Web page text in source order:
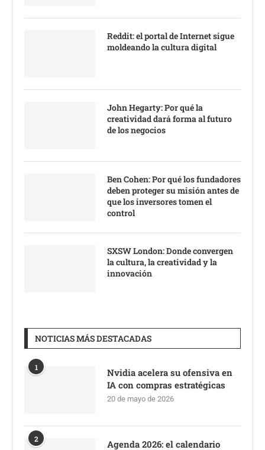
Reddit: el portal de Internet sigue
moldeando la cultura digital
John Hegarty: Por qué la
creatividad dará forma al futuro
de los negocios
Ben Cohen: Por qué los fundadores
deben proteger su misión antes de
que los inversores tomen el
control
SXSW London: Donde convergen
la cultura, la creatividad y la
innovación
NOTICIAS MÁS DESTACADAS
1
Nvidia acelera su ofensiva en
IA con compras estratégicas
20 de mayo de 2026
2
Agenda 2026: el calendario